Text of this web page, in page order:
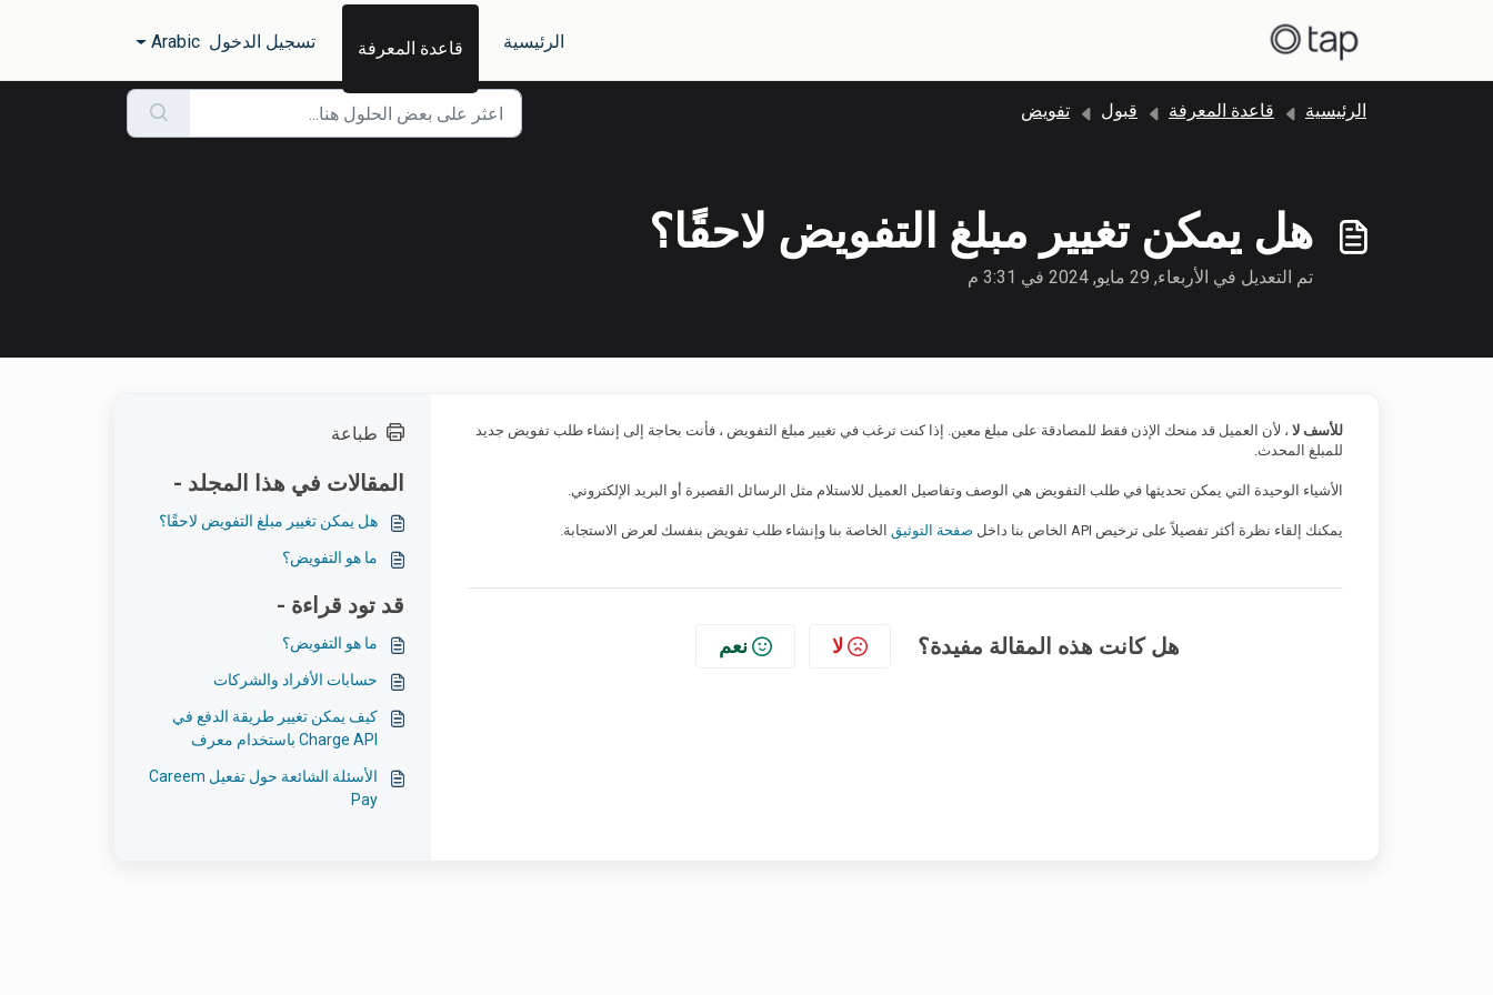
الرئيسية
قاعدة المعرفة تسجيل الدخول Arabic
الرئيسية قاعدة المعرفة قبول تفويض
هل يمكن تغيير مبلغ التفويض لاحقًا؟
تم التعديل في الأربعاء, 29 مايو, 2024 في 3:31 م
للأسف لا ، لأن العميل قد منحك الإذن فقط للمصادقة على مبلغ معين. إذا كنت ترغب في تغيير مبلغ التفويض ، فأنت بحاجة إلى إنشاء طلب تفويض جديد
للمبلغ المحدث.
الأشياء الوحيدة التي يمكن تحديثها في طلب التفويض هي الوصف وتفاصيل العميل للاستلام مثل الرسائل القصيرة أو البريد الإلكتروني.
يمكنك إلقاء نظرة أكثر تفصيلاً على ترخيص API الخاص بنا داخل صفحة التوثيق الخاصة بنا وإنشاء طلب تفويض بنفسك لعرض الاستجابة.
هل كانت هذه المقالة مفيدة؟ لا نعم
طباعة
المقالات في هذا المجلد -
هل يمكن تغيير مبلغ التفويض لاحقًا؟
ما هو التفويض؟
قد تود قراءة -
ما هو التفويض؟
حسابات الأفراد والشركات
كيف يمكن تغيير طريقة الدفع في
Charge API باستخدام معرف
الأسئلة الشائعة حول تفعيل Careem
Pay